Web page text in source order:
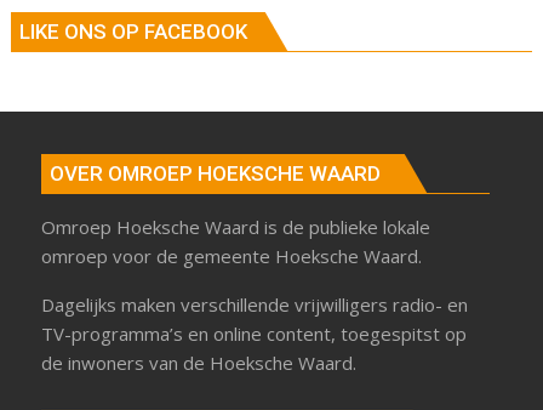
LIKE ONS OP FACEBOOK
OVER OMROEP HOEKSCHE WAARD
Omroep Hoeksche Waard is de publieke lokale
omroep voor de gemeente Hoeksche Waard.
Dagelijks maken verschillende vrijwilligers radio- en
TV-programma’s en online content, toegespitst op
de inwoners van de Hoeksche Waard.